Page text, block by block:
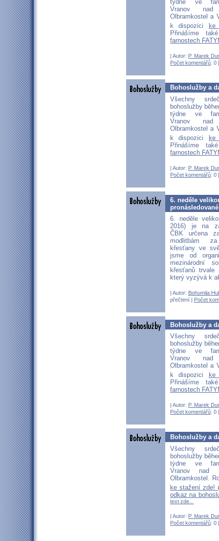
týdne ve
Vranov
Olbramkostel a
k dispozici
Přinášíme
farnostech
| Autor: P. Marek
Počet komentářů: 0
Bohoslužby a
Všechny
bohoslužby
týdne ve
Vranov
Olbramkostel a
k dispozici
Přinášíme
farnostech
| Autor: P. Marek
Počet komentářů: 0
6. neděle
6. neděle
2016) je na
ČBK určena
modlitbám za
křesťany ve
jsme od
mezinárodní
křesťanů trvale
který vyzývá k
| Autor: Bohumila
přečtení |
Počet
Bohoslužby a
Všechny
bohoslužby
týdne ve
Vranov
Olbramkostel a
k dispozici
Přinášíme
farnostech
| Autor: P. Marek
Počet komentářů: 0
Bohoslužby a
Všechny
bohoslužby
týdne ve
Vranov nad
Olbramkostel.
ke stažení zde!
odkaz na
text zde...
| Autor: P. Marek
Počet komentářů: 0